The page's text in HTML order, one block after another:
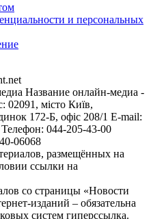
и персональных
Название онлайн-медиа -
02091, місто Київ,
172-Б, офіс 208/1 E-mail:
Телефон: 044-205-43-00
06068
размещённых на
ссылки на
со страницы «Новости
изданий – обязательна
систем гиперссылка.